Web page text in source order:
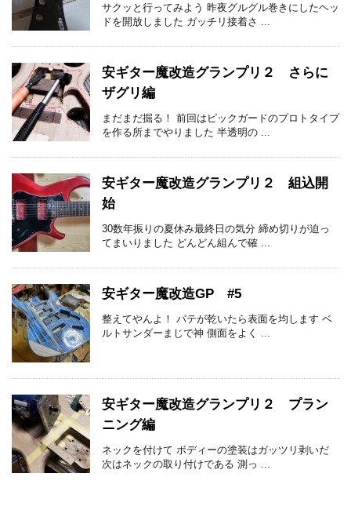
サクッと行ってみよう 昨夜グルグル巻きにしたヘッ
ドを開放しました ガッチリ接着さ ...
安ギター魔改造グランプリ２ さらに
ザグリ編
まだまだ掘る！ 前回はピックガードのプロトタイプ
を作る所までやりました 半透明の ...
安ギター魔改造グランプリ２ 組込開
始
30数年振りの夏休み最終日の気分 締め切りが迫っ
てまいりました どんどん組んで確 ...
安ギター魔改造GP #5
整えてやんよ！ パテが乾いたら表面を均します ベ
ルトサンダーまじで神 側面をよく ...
安ギター魔改造グランプリ２ プラン
ニング編
ネックを付けて ボディーの塗装はガッツリ剥いだ
次はネックの取り付けである 測っ ...